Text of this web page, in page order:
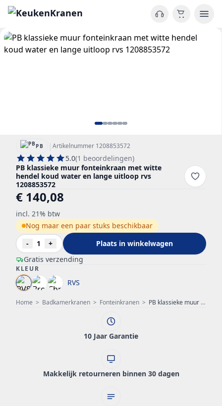
Home > Badkamerkranen > Fonteinkranen > PB klassieke muur fonteinkraan met witte hendel koud water en lange uitloop rvs 1208853572
PB | Artikelnummer 1208853572
5.0(1 beoordelingen)
PB klassieke muur fonteinkraan met witte
hendel koud water en lange uitloop rvs
1208853572
€ 140,08
incl. 21% btw
Gratis verzending
Nog maar een paar stuks beschikbaar
-
1 + Plaats in winkelwagen
KLEUR
RVS
10 Jaar Garantie
Makkelijk retourneren binnen 30 dagen